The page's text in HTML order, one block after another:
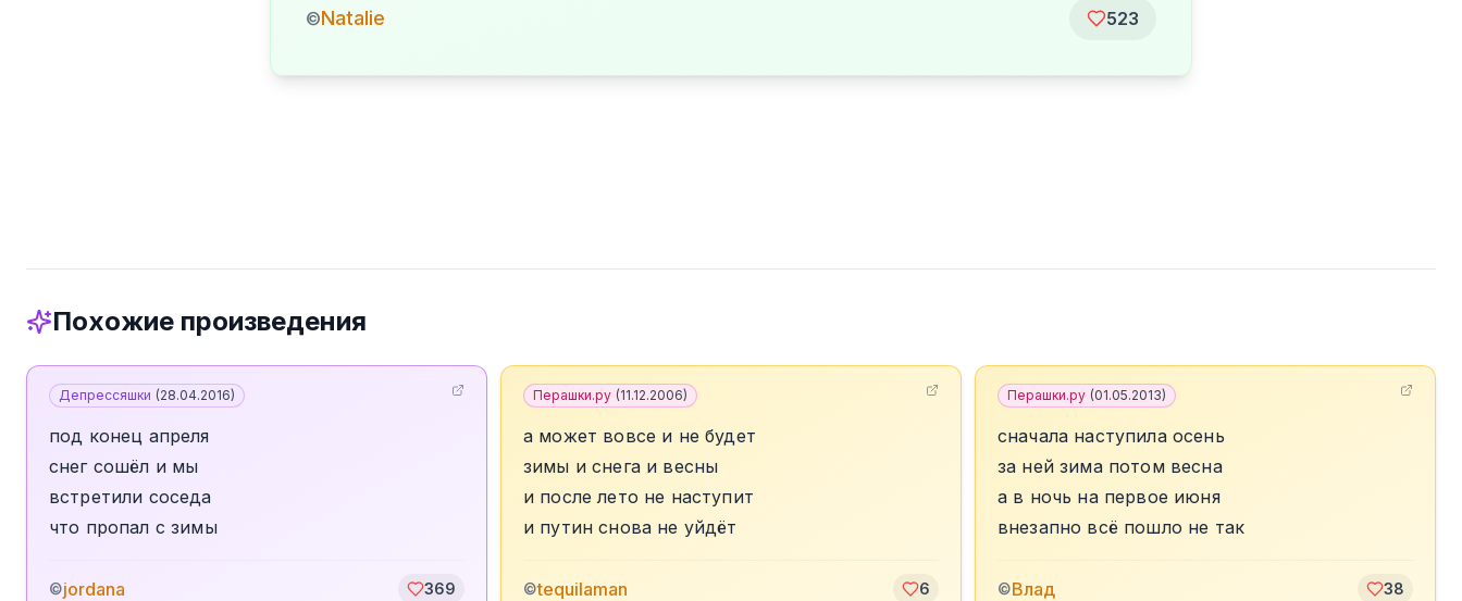
©Natalie 523
Похожие произведения
Депрессяшки (28.04.2016)
под конец апреля
снег сошёл и мы
встретили соседа
что пропал с зимы
©jordana 369
Перашки.ру (11.12.2006)
а может вовсе и не будет
зимы и снега и весны
и после лето не наступит
и путин снова не уйдёт
©tequilaman 6
Перашки.ру (01.05.2013)
сначала наступила осень
за ней зима потом весна
а в ночь на первое июня
внезапно всё пошло не так
©Влад 38